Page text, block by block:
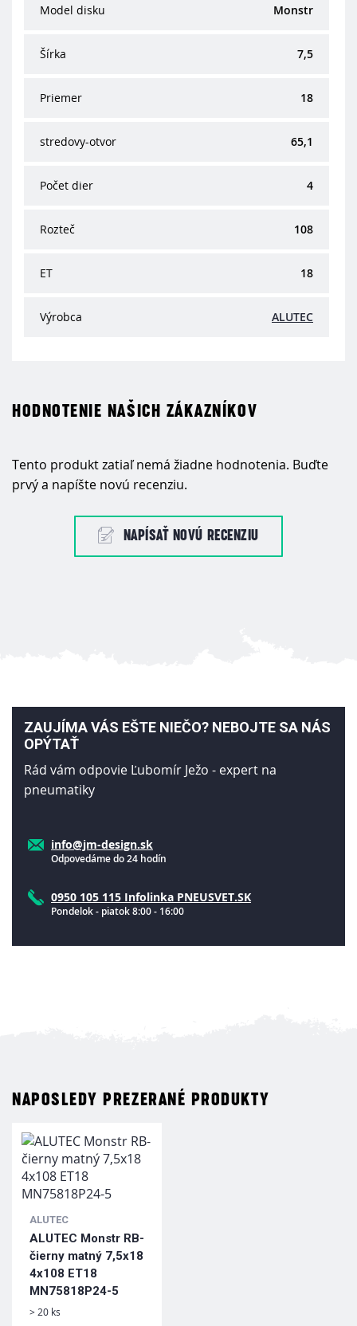
Model disku Monstr
Šírka 7,5
Priemer 18
stredovy-otvor 65,1
Počet dier 4
Rozteč 108
ET 18
Výrobca ALUTEC
HODNOTENIE NAŠICH ZÁKAZNÍKOV
Tento produkt zatiaľ nemá žiadne hodnotenia. Buďte
prvý a napíšte novú recenziu.
NAPÍSAŤ NOVÚ RECENZIU
ZAUJÍMA VÁS EŠTE NIEČO? NEBOJTE SA NÁS
OPÝTAŤ
Rád vám odpovie Ľubomír Ježo - expert na
pneumatiky
info@jm-design.sk
Odpovedáme do 24 hodín
0950 105 115 Infolinka PNEUSVET.SK
Pondelok - piatok 8:00 - 16:00
NAPOSLEDY PREZERANÉ PRODUKTY
ALUTEC
ALUTEC Monstr RB-
čierny matný 7,5x18
4x108 ET18
MN75818P24-5
> 20 ks